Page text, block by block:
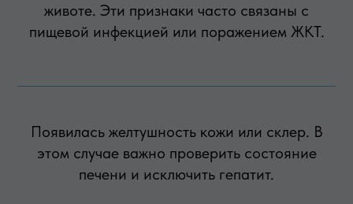
животе. Эти признаки часто связаны с
пищевой инфекцией или поражением ЖКТ.
Появилась желтушность кожи или склер. В
этом случае важно проверить состояние
печени и исключить гепатит.